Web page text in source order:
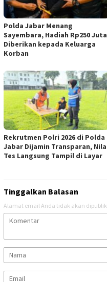
Polda Jabar Menang
Sayembara, Hadiah Rp250 Juta
Diberikan kepada Keluarga
Korban
Rekrutmen Polri 2026 di Polda
Jabar Dijamin Transparan,
Tes Langsung Tampil di Layar
Tinggalkan Balasan
Alamat email Anda tidak akan